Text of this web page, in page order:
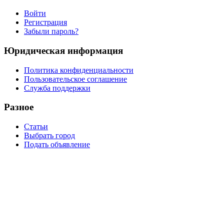
Войти
Регистрация
Забыли пароль?
Юридическая информация
Политика конфиденциальности
Пользовательское соглашение
Служба поддержки
Разное
Статьи
Выбрать город
Подать объявление